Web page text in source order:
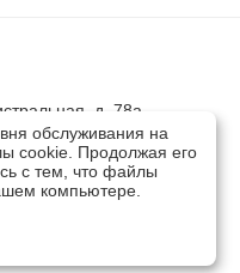
д. 78а
бесплатный)
9.00 - 16.00
обслуживания на
cookie. Продолжая его
с тем, что файлы
компьютере.